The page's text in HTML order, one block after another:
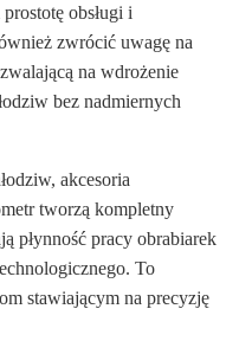
obsługi i
zwrócić uwagę na
na wdrożenie
bez nadmiernych
akcesoria
tworzą kompletny
płynność pracy obrabiarek
To
stawiającym na precyzję